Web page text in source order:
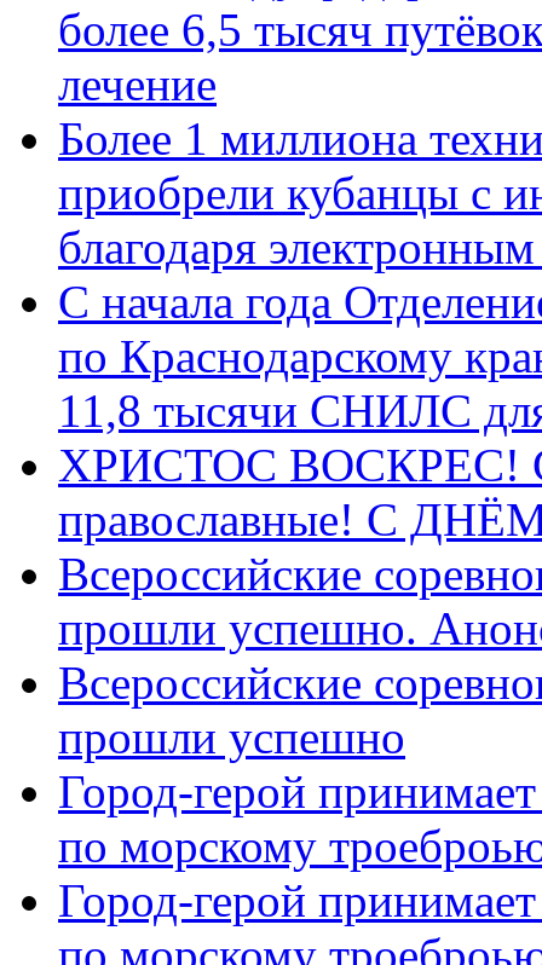
более 6,5 тысяч
лечение
Более 1 миллиона
приобрели кубанцы с
благодаря
С начала года
по Краснодарскому
11,8 тысячи СНИЛС
ХРИСТОС ВОСКРЕС! С
православные! C
Всероссийские
прошли успешно.
Всероссийские
прошли успешно
Город-герой
по морскому
Город-герой